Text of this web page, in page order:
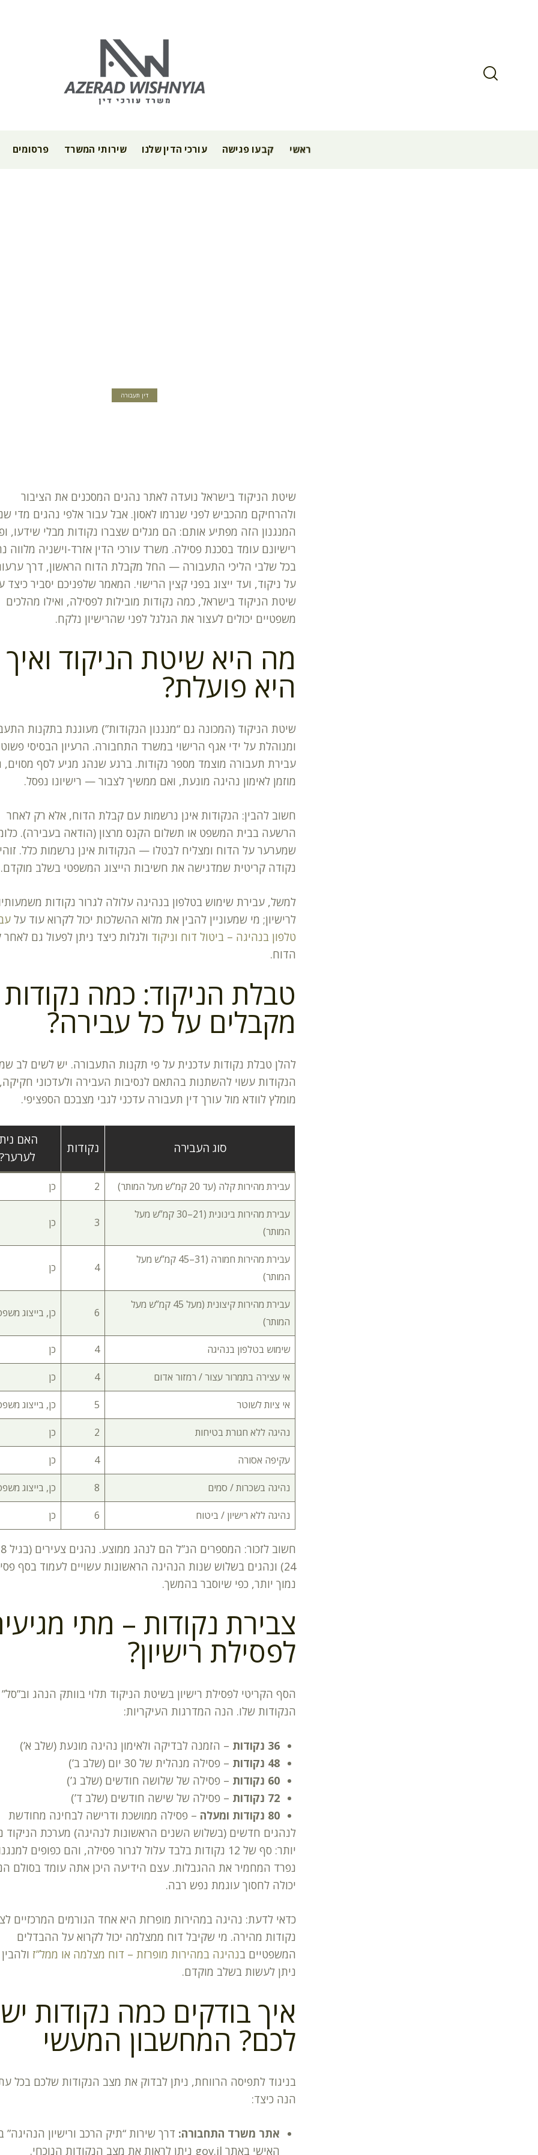
ראשי קבעו פגישה עורכי הדין שלנו שירותי המשרד פרסומים
דין תעבורה
שיטת הניקוד בישראל נועדה לאתר נהגים המסכנים את הציבור
ולהרחיקם מהכביש לפני שגרמו לאסון. אבל עבור אלפי נהגים מדי
המנגנון הזה מפתיע אותם: הם מגלים שצברו נקודות מבלי שידעו,
רישיונם עומד בסכנת פסילה. משרד עורכי הדין אזרד-וישניה מלווה
בכל שלבי הליכי התעבורה — החל מקבלת הדוח הראשון, דרך
על ניקוד, ועד ייצוג בפני קצין הרישוי. המאמר שלפניכם יסביר כיצד
שיטת הניקוד בישראל, כמה נקודות מובילות לפסילה, ואילו מהלכים
משפטיים יכולים לעצור את הגלגל לפני שהרישיון נלקח.
מה היא שיטת הניקוד ואיך
היא פועלת?
שיטת הניקוד (המכונה גם “מנגנון הנקודות”) מעוגנת בתקנות
ומנוהלת על ידי אגף הרישוי במשרד התחבורה. הרעיון הבסיסי
עבירת תעבורה מוצמד מספר נקודות. ברגע שנהג מגיע לסף מסוים,
מוזמן לאימון נהיגה מונעת, ואם ממשיך לצבור — רישיונו נפסל.
חשוב להבין: הנקודות אינן נרשמות עם קבלת הדוח, אלא רק לאחר
הרשעה בבית המשפט או תשלום הקנס מרצון (הודאה בעבירה).
שמערער על הדוח ומצליח לבטלו — הנקודות אינן נרשמות כלל. זוהי
נקודה קריטית שמדגישה את חשיבות הייצוג המשפטי בשלב מוקדם.
למשל, עבירת שימוש בטלפון בנהיגה עלולה לגרור נקודות
לרישיון; מי שמעוניין להבין את מלוא ההשלכות יכול לקרוא עוד על
טלפון בנהיגה – ביטול דוח וניקוד ולגלות כיצד ניתן לפעול גם
הדוח.
טבלת הניקוד: כמה נקודות
מקבלים על כל עבירה?
להלן טבלת נקודות עדכנית על פי תקנות התעבורה. יש לשים לב
הנקודות עשוי להשתנות בהתאם לנסיבות העבירה ולעדכוני חקיקה,
מומלץ לוודא מול עורך דין תעבורה עדכני לגבי מצבכם הספציפי.
סוג העבירה נקודות
האם
לערער?
עבירת מהירות קלה (עד 20 קמ”ש מעל המותר) 2 כן
עבירת מהירות בינונית (21–30 קמ”ש מעל
המותר)
3 כן
עבירת מהירות חמורה (31–45 קמ”ש מעל
המותר)
4 כן
עבירת מהירות קיצונית (מעל 45 קמ”ש מעל
המותר)
6 כן, בייצוג
שימוש בטלפון בנהיגה 4 כן
אי עצירה בתמרור עצור / רמזור אדום 4 כן
אי ציות לשוטר 5 כן, בייצוג
נהיגה ללא חגורת בטיחות 2 כן
עקיפה אסורה 4 כן
נהיגה בשכרות / סמים 8 כן, בייצוג
נהיגה ללא רישיון / ביטוח 6 כן
24) ונהגים בשלוש שנות הנהיגה הראשונות עשויים לעמוד בסף
נמוך יותר, כפי שיוסבר בהמשך.
צבירת נקודות – מתי
לפסילת רישיון?
הסף הקריטי לפסילת רישיון בשיטת הניקוד תלוי בוותק הנהג וב”סל”
הנקודות שלו. הנה המדרגות העיקריות:
36 נקודות
– הזמנה לבדיקה ולאימון נהיגה מונעת (שלב א’)
48 נקודות
– פסילה מנהלית של 30 יום (שלב ב’)
60 נקודות
– פסילה של שלושה חודשים (שלב ג’)
72 נקודות
– פסילה של שישה חודשים (שלב ד’)
80 נקודות ומעלה
– פסילה ממושכת ודרישה לבחינה מחודשת
לנהגים חדשים (בשלוש השנים הראשונות לנהיגה) מערכת הניקוד
יותר: סף של 12 נקודות בלבד עלול לגרור פסילה, והם כפופים
נפרד המחמיר את ההגבלות. עצם הידיעה היכן אתה עומד בסולם
יכולה לחסוך עוגמת נפש רבה.
כדאי לדעת: נהיגה במהירות מופרזת היא אחד הגורמים המרכזיים
נקודות מהירה. מי שקיבל דוח ממצלמה יכול לקרוא על ההבדלים
המשפטיים בנהיגה במהירות מופרזת – דוח מצלמה או ממל”ז
ניתן לעשות בשלב מוקדם.
איך בודקים כמה נקודות יש
לכם? המחשבון המעשי
בניגוד לתפיסה הרווחת, ניתן לבדוק את מצב הנקודות שלכם בכל
הנה כיצד:
אתר משרד התחבורה: דרך שירות “תיק הרכב ורישיון הנהיגה”
האישי באתר gov.il ניתן לראות את מצב הנקודות הנוכחי.